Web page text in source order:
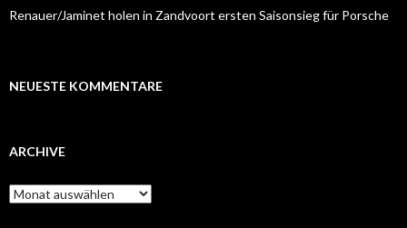
Renauer/Jaminet holen in Zandvoort ersten Saisonsieg für Porsche
NEUESTE KOMMENTARE
ARCHIVE
A
r